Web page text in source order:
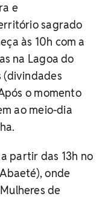
e
sagrado
às 10h com a
na Lagoa do
(divindades
o momento
ao meio-dia
partir das 13h no
onde
de